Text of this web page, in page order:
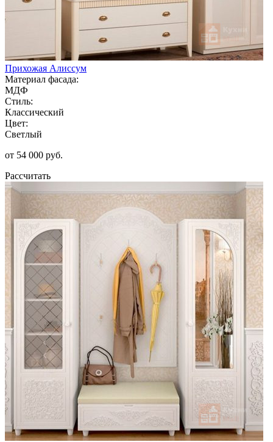
Прихожая Алиссум
Материал фасада:
МДФ
Стиль:
Классический
Цвет:
Светлый
от 54 000 руб.
Рассчитать